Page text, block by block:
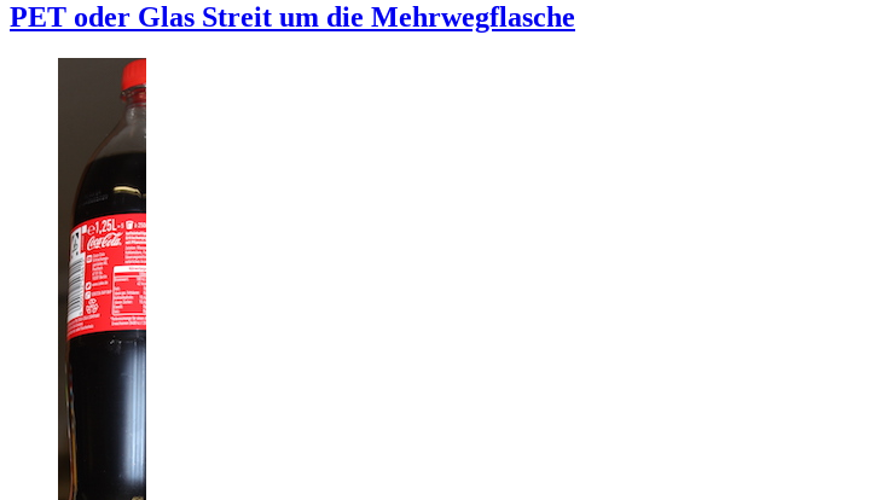
PET oder Glas Streit um die Mehrwegflasche